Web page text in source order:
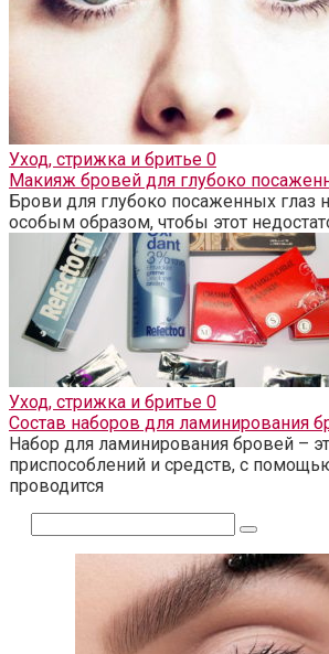
Уход, стрижка и бритье 0
Макияж бровей для глубоко
Брови для глубоко посаженных глаз
особым образом, чтобы этот
Уход, стрижка и бритье 0
Состав наборов для ламинирования
Набор для ламинирования бровей –
приспособлений и средств, с
проводится